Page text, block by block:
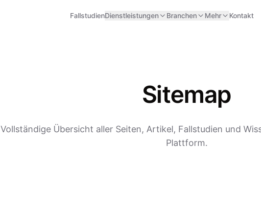
FallstudienDienstleistungen Branchen Mehr Kontakt
Sitemap
Vollständige Übersicht aller Seiten, Artikel, Fallstudien und
Plattform.